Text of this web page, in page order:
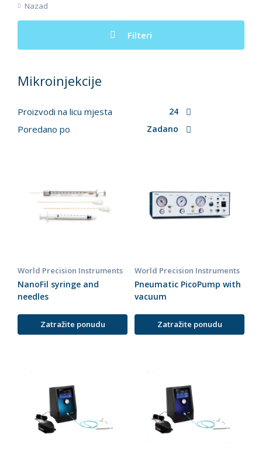
Nazad
Filteri
Mikroinjekcije
Proizvodi na licu mjesta 24
Poredano po Zadano
World Precision Instruments
NanoFil syringe and
needles
Zatražite ponudu
World Precision Instruments
Pneumatic PicoPump with
vacuum
Zatražite ponudu